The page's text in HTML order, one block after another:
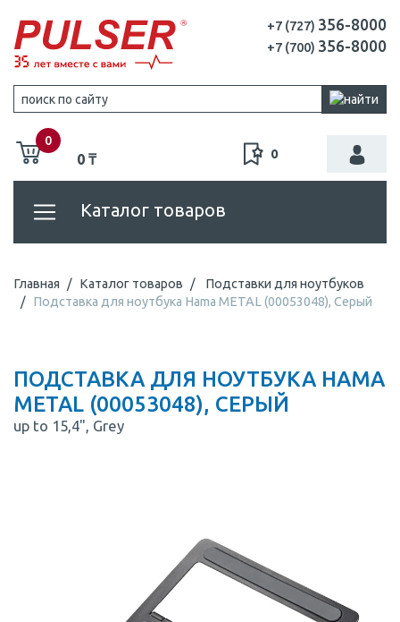
+7 (727) 356-8000
+7 (700) 356-8000
0
0 ₸ 0
Каталог товаров
Главная Каталог товаров
Подставки для ноутбуков
Подставка для ноутбука Hama METAL (00053048), Серый
ПОДСТАВКА ДЛЯ НОУТБУКА HAMA
METAL (00053048), СЕРЫЙ
up to 15,4", Grey